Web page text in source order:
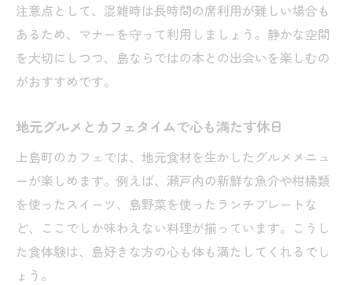
注意点として、混雑時は長時間の席利用が難しい場合も
あるため、マナーを守って利用しましょう。静かな空間
を大切にしつつ、島ならではの本との出会いを楽しむの
がおすすめです。
地元グルメとカフェタイムで心も満たす休日
上島町のカフェでは、地元食材を生かしたグルメメニュ
ーが楽しめます。例えば、瀬戸内の新鮮な魚介や柑橘類
を使ったスイーツ、島野菜を使ったランチプレートな
ど、ここでしか味わえない料理が揃っています。こうし
た食体験は、島好きな方の心も体も満たしてくれるでし
ょう。